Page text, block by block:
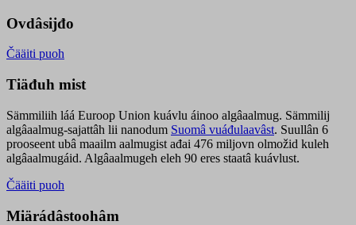
Ovdâsijđo
Čääiti puoh
Tiäđuh mist
Sämmiliih láá Euroop Union kuávlu áinoo algâaalmug. Sämmilij
algâaalmug-sajattâh lii nanodum Suomâ vuáđulaavâst. Suullân 6
prooseent ubâ maailm aalmugist ađai 476 miljovn olmožid kuleh
algâaalmugáid. Algâaalmugeh eleh 90 eres staatâ kuávlust.
Čääiti puoh
Miärádâstoohâm